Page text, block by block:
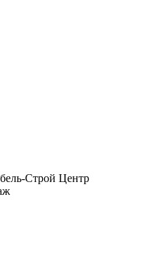
Строй Центр